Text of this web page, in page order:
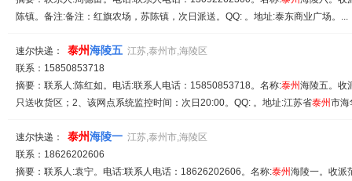
陈镇。备注:备注：红旗农场，苏陈镇，次日派送。QQ: 。地址:泰东商业广场。...
速尔快递： 泰州海陵五 江苏,泰州市,海陵区
联系：15850853718
摘要：联系人:陈红如。电话:联系人电话：15850853718。名称:泰州海陵五。收
只送收货区；2、该网点系统监控时间：次日20:00。QQ: 。地址:江苏省泰州市
速尔快递： 泰州海陵一 江苏,泰州市,海陵区
联系：18626202606
摘要：联系人:袁宁。电话:联系人电话：18626202606。名称:泰州海陵一。收派